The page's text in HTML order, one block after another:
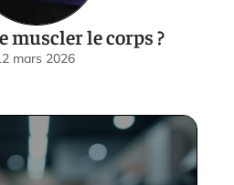
muscler le corps ?
mars 2026